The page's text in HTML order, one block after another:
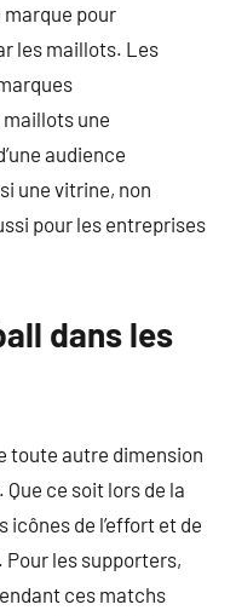
pour
les maillots. Les
une
audience
une vitrine, non
pour les entreprises
dans les
toute autre dimension
ce soit lors de la
icônes de l’effort et de
Pour les supporters,
ces matchs